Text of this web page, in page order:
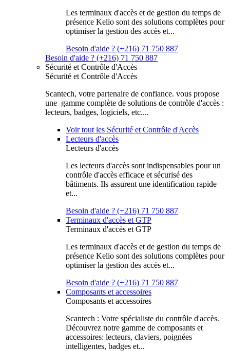
Les terminaux d'accès et de gestion du temps de
présence Kelio sont des solutions complètes pour
optimiser la gestion des accès et...
Besoin d'aide ? (+216) 71 750 887
Besoin d'aide ? (+216) 71 750 887
Sécurité et Contrôle d'Accès
Sécurité et Contrôle d'Accès
Scantech, votre partenaire de confiance. vous propose
une gamme complète de solutions de contrôle d'accès :
lecteurs, badges, logiciels, etc....
Voir tout les Sécurité et Contrôle d'Accès
Lecteurs d'accès
Lecteurs d'accès
Les lecteurs d'accès sont indispensables pour un
contrôle d'accès efficace et sécurisé des
bâtiments. Ils assurent une identification rapide
et...
Besoin d'aide ? (+216) 71 750 887
Terminaux d'accès et GTP
Terminaux d'accès et GTP
Les terminaux d'accès et de gestion du temps de
présence Kelio sont des solutions complètes pour
optimiser la gestion des accès et...
Besoin d'aide ? (+216) 71 750 887
Composants et accessoires
Composants et accessoires
Scantech : Votre spécialiste du contrôle d'accès.
Découvrez notre gamme de composants et
accessoires: lecteurs, claviers, poignées
intelligentes, badges et...